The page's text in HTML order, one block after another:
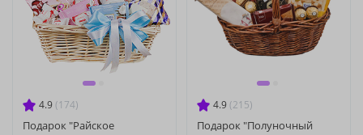
4.9 (174)
Подарок "Райское
4.9 (215)
Подарок "Полуночный